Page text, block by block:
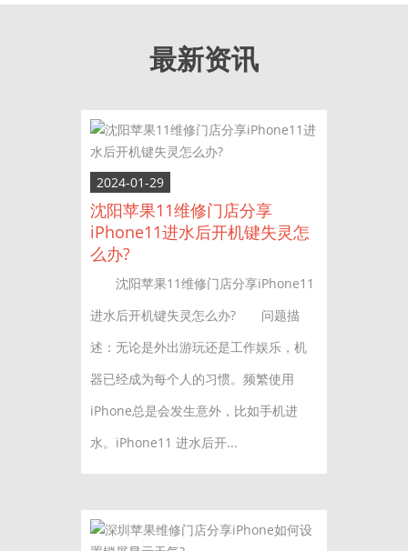
最新资讯
2024-01-29
沈阳苹果11维修门店分享
iPhone11进水后开机键失灵怎
么办?
沈阳苹果11维修门店分享iPhone11
进水后开机键失灵怎么办? 问题描
述：无论是外出游玩还是工作娱乐，机
器已经成为每个人的习惯。频繁使用
iPhone总是会发生意外，比如手机进
水。iPhone11 进水后开...